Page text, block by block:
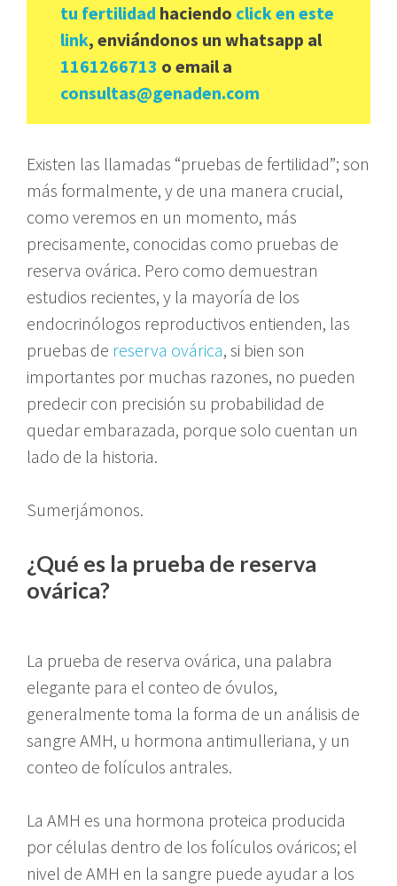
tu fertilidad haciendo click en este
link, enviándonos un whatsapp al
1161266713 o email a
consultas@genaden.com
Existen las llamadas “pruebas de fertilidad”; son
más formalmente, y de una manera crucial,
como veremos en un momento, más
precisamente, conocidas como pruebas de
reserva ovárica. Pero como demuestran
estudios recientes, y la mayoría de los
endocrinólogos reproductivos entienden, las
pruebas de reserva ovárica, si bien son
importantes por muchas razones, no pueden
predecir con precisión su probabilidad de
quedar embarazada, porque solo cuentan un
lado de la historia.
Sumerjámonos.
¿Qué es la prueba de reserva
ovárica?
La prueba de reserva ovárica, una palabra
elegante para el conteo de óvulos,
generalmente toma la forma de un análisis de
sangre AMH, u hormona antimulleriana, y un
conteo de folículos antrales.
La AMH es una hormona proteica producida
por células dentro de los folículos ováricos; el
nivel de AMH en la sangre puede ayudar a los